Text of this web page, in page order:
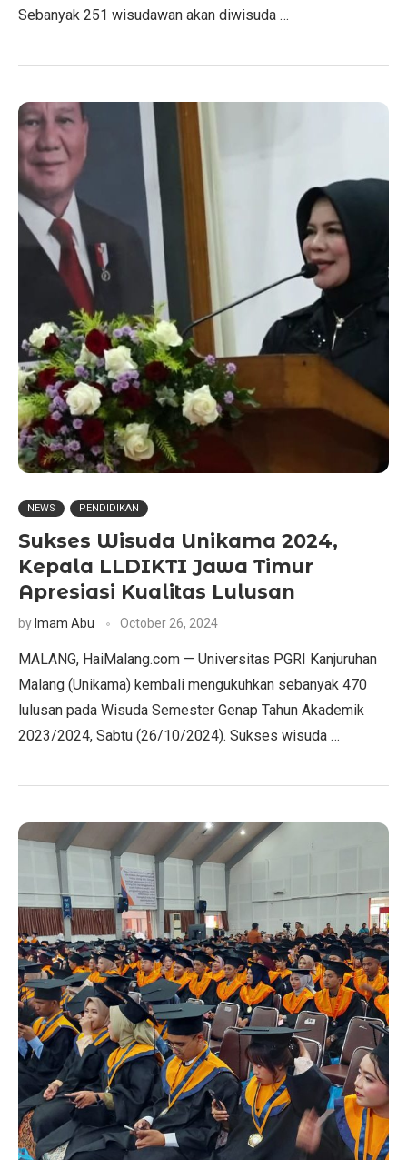
Sebanyak 251 wisudawan akan diwisuda …
NEWS PENDIDIKAN
Sukses Wisuda Unikama 2024,
Kepala LLDIKTI Jawa Timur
Apresiasi Kualitas Lulusan
by Imam Abu October 26, 2024
MALANG, HaiMalang.com — Universitas PGRI Kanjuruhan
Malang (Unikama) kembali mengukuhkan sebanyak 470
lulusan pada Wisuda Semester Genap Tahun Akademik
2023/2024, Sabtu (26/10/2024). Sukses wisuda …